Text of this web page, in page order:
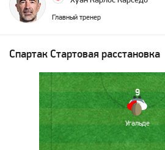
Главный тренер
Спартак Стартовая расстановка
9
Угальде